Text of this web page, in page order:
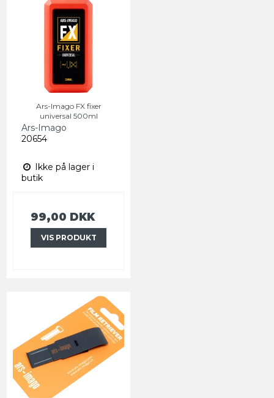
Ars-Imago FX fixer
universal 500ml
Ars-Imago
20654
Ikke på lager i
butik
99,00 DKK
VIS PRODUKT